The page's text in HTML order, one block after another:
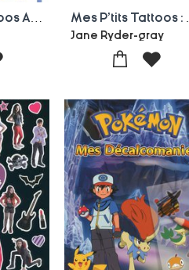
Jane Ryder-gray